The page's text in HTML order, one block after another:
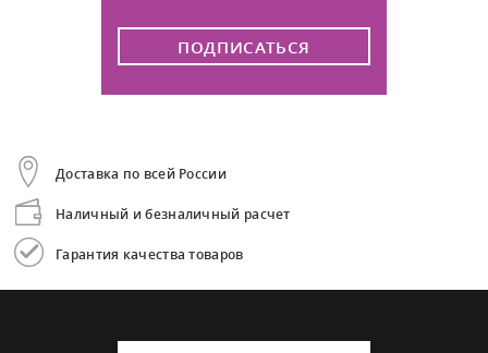
ПОДПИСАТЬСЯ
Доставка по всей России
Наличный и безналичный расчет
Гарантия качества товаров